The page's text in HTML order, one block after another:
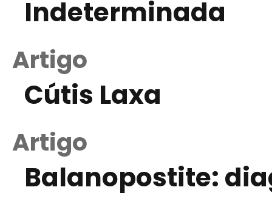
Indeterminada
Artigo
Cútis Laxa
Artigo
Balanopostite: